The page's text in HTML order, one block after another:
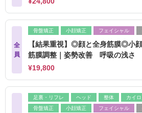
全
員
骨盤矯正 小顔矯正 フェイシャル
【結果重視】◎顔と全身筋膜◎小
筋膜調整｜姿勢改善 呼吸の浅さ
¥19,800
足裏・リフレ ヘッド 整体
カイロ
骨盤矯正
小顔矯正 フェイシャル